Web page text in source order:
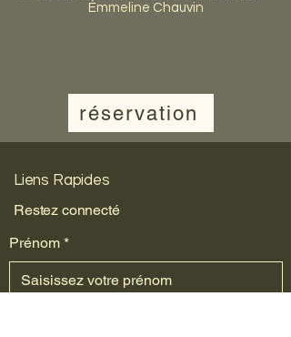
Émmeline Chauvin
réservation
Liens Rapides
Restez connecté
Prénom *